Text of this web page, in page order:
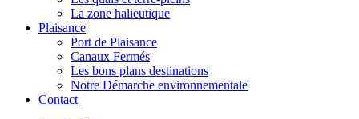
La zone halieutique
Plaisance
Port de Plaisance
Canaux Fermés
Les bons plans destinations
Notre Démarche environnementale
Contact